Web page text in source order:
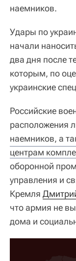
наемников.
Удары по
начали
два дня после
которым, по
украинские
Российские
расположения
наемников, а
центрам
оборонной
управления и
Кремля
что армия не
дома и